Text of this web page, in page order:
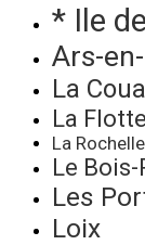
* Ile
Ars-
La
La Flotte
La Rochelle
Le Bois-
Les
Loix